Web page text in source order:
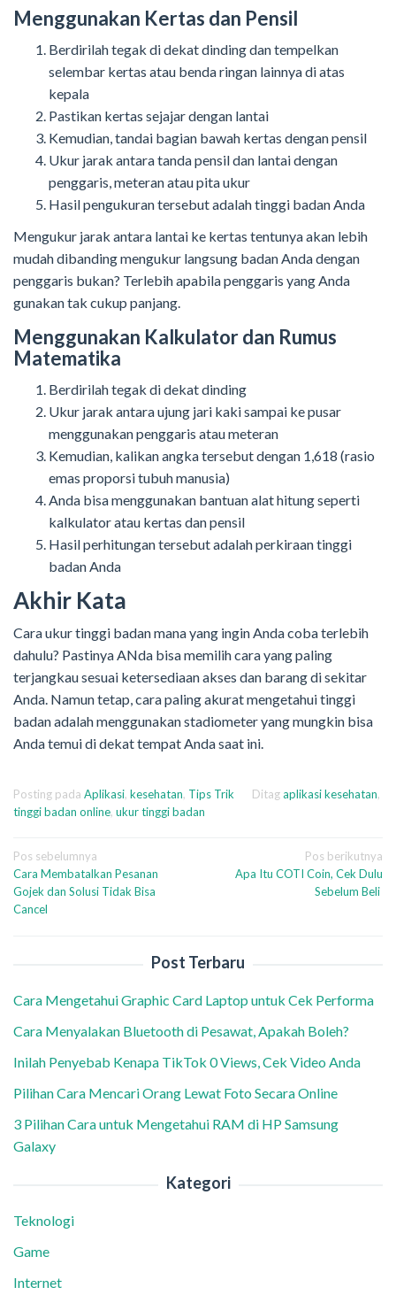
Menggunakan Kertas dan Pensil
Berdirilah tegak di dekat dinding dan tempelkan
selembar kertas atau benda ringan lainnya di atas
kepala
Pastikan kertas sejajar dengan lantai
Kemudian, tandai bagian bawah kertas dengan pensil
Ukur jarak antara tanda pensil dan lantai dengan
penggaris, meteran atau pita ukur
Hasil pengukuran tersebut adalah tinggi badan Anda
Mengukur jarak antara lantai ke kertas tentunya akan lebih
mudah dibanding mengukur langsung badan Anda dengan
penggaris bukan? Terlebih apabila penggaris yang Anda
gunakan tak cukup panjang.
Menggunakan Kalkulator dan Rumus
Matematika
Berdirilah tegak di dekat dinding
Ukur jarak antara ujung jari kaki sampai ke pusar
menggunakan penggaris atau meteran
Kemudian, kalikan angka tersebut dengan 1,618 (rasio
emas proporsi tubuh manusia)
Anda bisa menggunakan bantuan alat hitung seperti
kalkulator atau kertas dan pensil
Hasil perhitungan tersebut adalah perkiraan tinggi
badan Anda
Akhir Kata
Cara ukur tinggi badan mana yang ingin Anda coba terlebih
dahulu? Pastinya ANda bisa memilih cara yang paling
terjangkau sesuai ketersediaan akses dan barang di sekitar
Anda. Namun tetap, cara paling akurat mengetahui tinggi
badan adalah menggunakan stadiometer yang mungkin bisa
Anda temui di dekat tempat Anda saat ini.
Posting pada Aplikasi, kesehatan, Tips Trik Ditagaplikasi kesehatan,
tinggi badan online, ukur tinggi badan
Navigasi
pos
Pos sebelumnya
Cara Membatalkan Pesanan
Gojek dan Solusi Tidak Bisa
Cancel
Pos berikutnya
Apa Itu COTI Coin, Cek Dulu
Sebelum Beli
Post Terbaru
Cara Mengetahui Graphic Card Laptop untuk Cek Performa
Cara Menyalakan Bluetooth di Pesawat, Apakah Boleh?
Inilah Penyebab Kenapa TikTok 0 Views, Cek Video Anda
Pilihan Cara Mencari Orang Lewat Foto Secara Online
3 Pilihan Cara untuk Mengetahui RAM di HP Samsung
Galaxy
Kategori
Teknologi
Game
Internet